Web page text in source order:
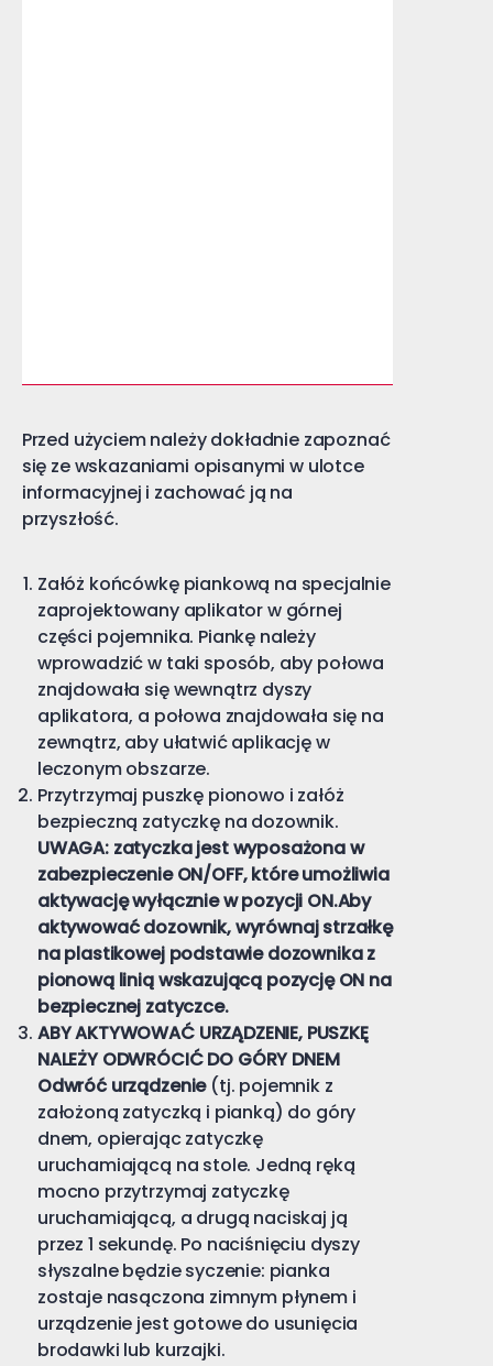
Przed użyciem należy dokładnie zapoznać
się ze wskazaniami opisanymi w ulotce
informacyjnej i zachować ją na
przyszłość.
Załóż końcówkę piankową na specjalnie
zaprojektowany aplikator w górnej
części pojemnika. Piankę należy
wprowadzić w taki sposób, aby połowa
znajdowała się wewnątrz dyszy
aplikatora, a połowa znajdowała się na
zewnątrz, aby ułatwić aplikację w
leczonym obszarze.
Przytrzymaj puszkę pionowo i załóż
bezpieczną zatyczkę na dozownik.
UWAGA: zatyczka jest wyposażona w
zabezpieczenie ON/OFF, które umożliwia
aktywację wyłącznie w pozycji ON.Aby
aktywować dozownik, wyrównaj strzałkę
na plastikowej podstawie dozownika z
pionową linią wskazującą pozycję ON na
bezpiecznej zatyczce.
ABY AKTYWOWAĆ URZĄDZENIE, PUSZKĘ
NALEŻY ODWRÓCIĆ DO GÓRY DNEM
Odwróć urządzenie(tj. pojemnik z
założoną zatyczką i pianką) do góry
dnem, opierając zatyczkę
uruchamiającą na stole. Jedną ręką
mocno przytrzymaj zatyczkę
uruchamiającą, a drugą naciskaj ją
przez 1 sekundę. Po naciśnięciu dyszy
słyszalne będzie syczenie: pianka
zostaje nasączona zimnym płynem i
urządzenie jest gotowe do usunięcia
brodawki lub kurzajki.